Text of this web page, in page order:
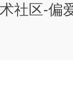
社区-偏